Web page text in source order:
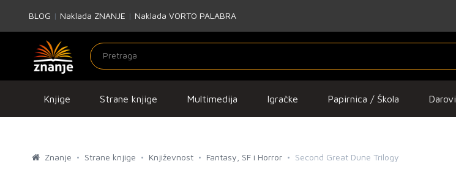
BLOG | Naklada ZNANJE | Naklada VORTO PALABRA
Knjige Strane knjige Multimedija Igračke Papirnica / Škola Darovi
Znanje Strane knjige Književnost Fantasy, SF i Horror Second Great Dune Trilogy